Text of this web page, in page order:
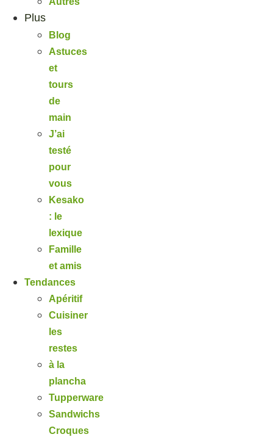
Plus
Blog
Astuces
et
tours
de
main
J’ai
testé
pour
vous
Kesako
: le
lexique
Famille
et amis
Tendances
Apéritif
Cuisiner
les
restes
à la
plancha
Tupperware
Sandwichs
Croques